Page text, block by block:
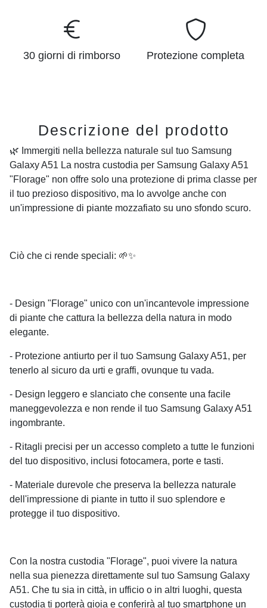
30 giorni di rimborso Protezione completa
Descrizione del prodotto
🌿 Immergiti nella bellezza naturale sul tuo Samsung
Galaxy A51 La nostra custodia per Samsung Galaxy A51
"Florage" non offre solo una protezione di prima classe per
il tuo prezioso dispositivo, ma lo avvolge anche con
un'impressione di piante mozzafiato su uno sfondo scuro.
Ciò che ci rende speciali: 🌱✨
- Design "Florage" unico con un'incantevole impressione
di piante che cattura la bellezza della natura in modo
elegante.
- Protezione antiurto per il tuo Samsung Galaxy A51, per
tenerlo al sicuro da urti e graffi, ovunque tu vada.
- Design leggero e slanciato che consente una facile
maneggevolezza e non rende il tuo Samsung Galaxy A51
ingombrante.
- Ritagli precisi per un accesso completo a tutte le funzioni
del tuo dispositivo, inclusi fotocamera, porte e tasti.
- Materiale durevole che preserva la bellezza naturale
dell'impressione di piante in tutto il suo splendore e
protegge il tuo dispositivo.
Con la nostra custodia "Florage", puoi vivere la natura
nella sua pienezza direttamente sul tuo Samsung Galaxy
A51. Che tu sia in città, in ufficio o in altri luoghi, questa
custodia ti porterà gioia e conferirà al tuo smartphone un